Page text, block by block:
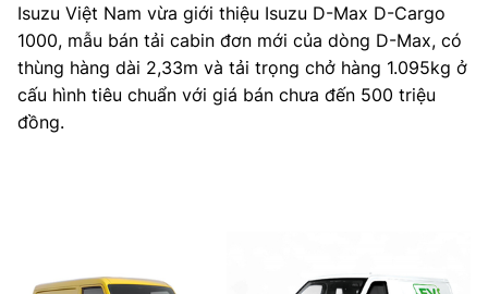
Isuzu Việt Nam vừa giới thiệu Isuzu D-Max D-Cargo
1000, mẫu bán tải cabin đơn mới của dòng D-Max, có
thùng hàng dài 2,33m và tải trọng chở hàng 1.095kg ở
cấu hình tiêu chuẩn với giá bán chưa đến 500 triệu
đồng.